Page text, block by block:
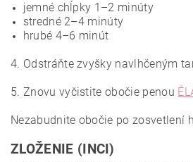
jemné chĺpky 1–2 minúty
stredné 2–4 minúty
hrubé 4–6 minút
4. Odstráňte zvyšky navlhčeným
5. Znovu vyčistite obočie penou
Nezabudnite obočie po zosvetlení
ZLOŽENIE (INCI)